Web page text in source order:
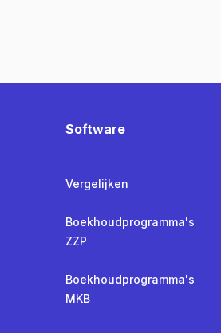
Software
Vergelijken
Boekhoudprogramma's
ZZP
Boekhoudprogramma's
MKB